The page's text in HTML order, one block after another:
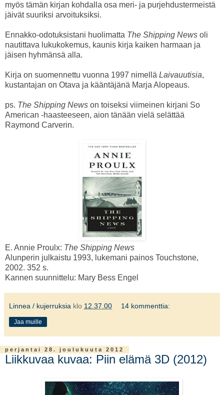
myös tämän kirjan kohdalla osa meri- ja purjehdustermeistä
jäivät suuriksi arvoituksiksi.
Ennakko-odotuksistani huolimatta The Shipping News oli
nautittava lukukokemus, kaunis kirja kaiken harmaan ja
jäisen hyhmänsä alla.
Kirja on suomennettu vuonna 1997 nimellä Laivauutisia,
kustantajan on Otava ja kääntäjänä Marja Alopeaus.
ps. The Shipping News on toiseksi viimeinen kirjani So
American -haasteeseen, aion tänään vielä selättää
Raymond Carverin.
E. Annie Proulx: The Shipping News
Alunperin julkaistu 1993, lukemani painos Touchstone,
2002. 352 s.
Kannen suunnittelu: Mary Bess Engel
Linnea / kujerruksia klo 12.37.00 14 kommenttia:
Jaa muille
perjantai 28. joulukuuta 2012
Liikkuvaa kuvaa: Piin elämä 3D (2012)